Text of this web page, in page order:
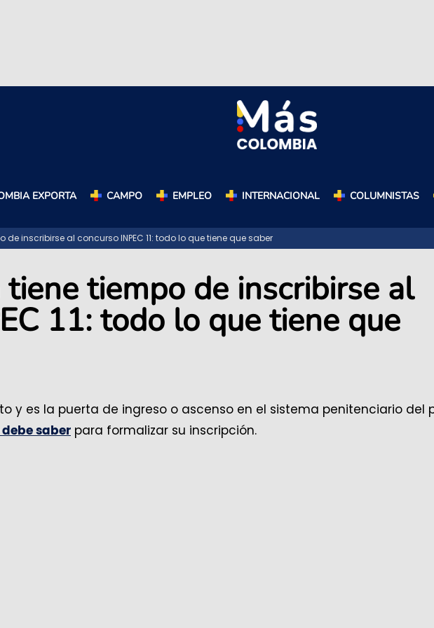
EXPORTA CAMPO EMPLEO INTERNACIONAL COLUMNISTAS
inscribirse al concurso INPEC 11: todo lo que tiene que saber
tiempo de inscribirse al
11: todo lo que tiene que
y es la puerta de ingreso o ascenso en el sistema penitenciario del
saber para formalizar su inscripción.